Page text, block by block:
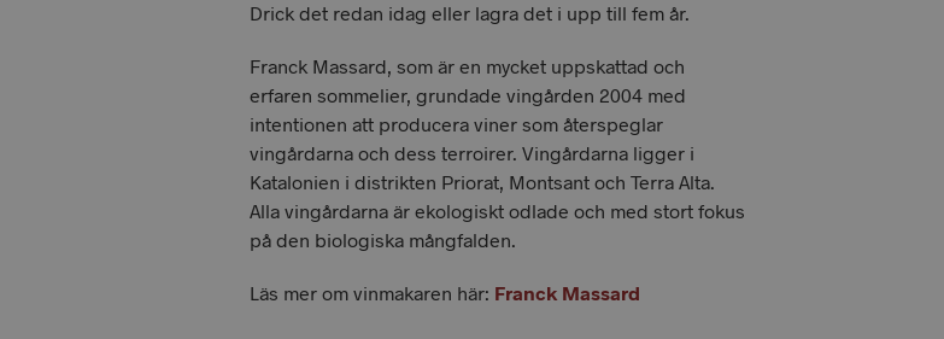
Drick det redan idag eller lagra det i upp till fem år.
Franck Massard, som är en mycket uppskattad och
erfaren sommelier, grundade vingården 2004 med
intentionen att producera viner som återspeglar
vingårdarna och dess terroirer. Vingårdarna ligger i
Katalonien i distrikten Priorat, Montsant och Terra Alta.
Alla vingårdarna är ekologiskt odlade och med stort fokus
på den biologiska mångfalden.
Läs mer om vinmakaren här: Franck Massard